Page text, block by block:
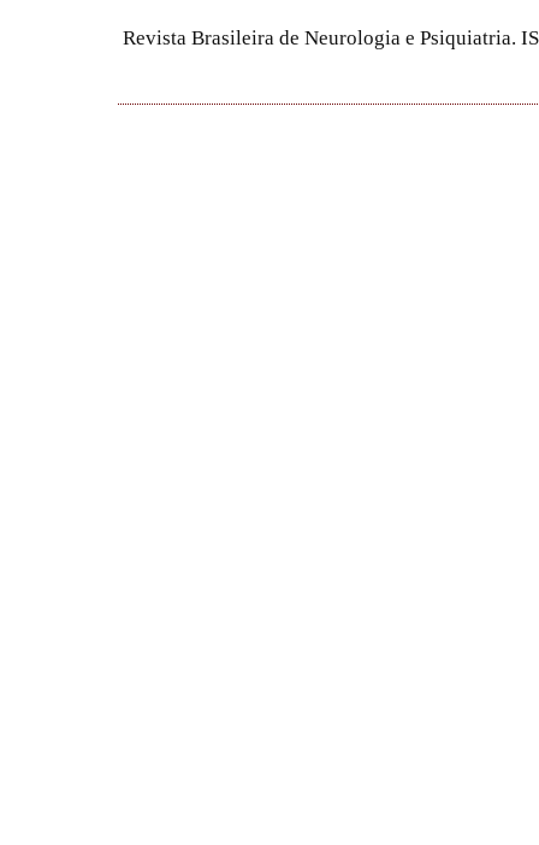
Revista Brasileira de Neurologia e Psiquiatria.